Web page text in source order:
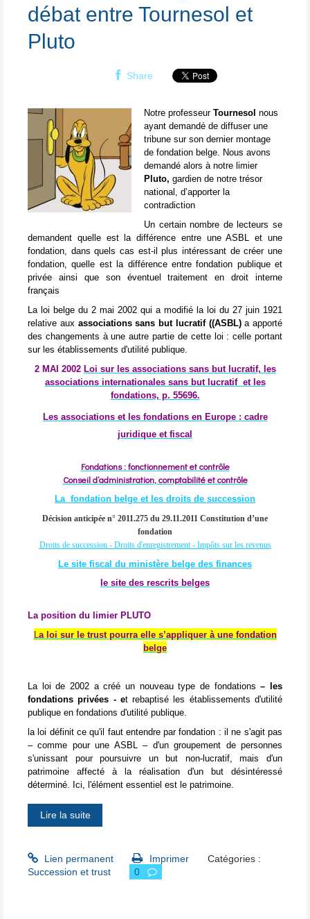
débat entre Tournesol et
Pluto
Share
Notre professeurTournesol nous
ayant demandé de diffuser une
tribune sur son dernier montage
de fondation belge. Nous avons
demandé alors à notre limier
Pluto, gardien de notre trésor
national, d’apporter la
contradiction
Un certain nombre de lecteurs se
demandent quelle est la différence entre une ASBL et une
fondation, dans quels cas est-il plus intéressant de créer une
fondation, quelle est la différence entre fondation publique et
privée ainsi que son éventuel traitement en droit interne
français
La loi belge du 2 mai 2002 qui a modifié la loi du 27 juin 1921
relative aux associations sans but lucratif ((ASBL)a apporté
des changements à une autre partie de cette loi : celle portant
sur les établissements d'utilité publique.
2 MAI 2002 Loi sur les associations sans but lucratif, les
associations internationales sans but lucratif et les
fondations, p. 55696.
Les associations et les fondations en Europe : cadre
juridique et fiscal
Fondations : fonctionnement et contrôle
Conseil d’administration, comptabilité et contrôle
La fondation belge et les droits de succession
Décision anticipée n° 2011.275 du 29.11.2011 Constitution d’une
fondation
Droits de succession - Droits d'enregistrement - Impôts sur les revenus
Le site fiscal du ministère belge des finances
le site des rescrits belges
La position du limier PLUTO
a loi sur le trust pourra elle s’appliquer à une fondation
belge
La loi de 2002 a créé un nouveau type de fondations– les
fondations privées - et rebaptisé les établissements d'utilité
publique en fondations d'utilité publique.
la loi définit ce qu'il faut entendre par fondation : il ne s'agit pas
– comme pour une ASBL – d'un groupement de personnes
s'unissant pour poursuivre un but non-lucratif, mais d'un
patrimoine affecté à la réalisation d'un but désintéressé
déterminé. Ici, l'élément essentiel est le patrimoine.
Lire la suite
Lien permanent Imprimer
Catégories :
Succession et trust
0